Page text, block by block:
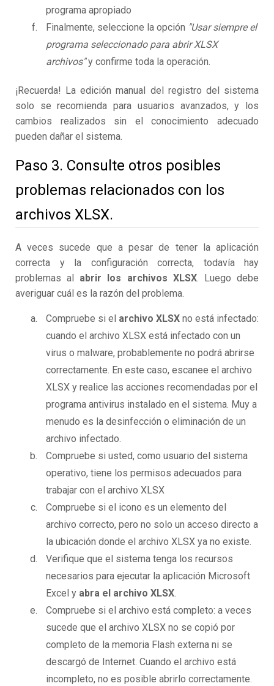
programa apropiado
Finalmente, seleccione la opción "Usar siempre el
programa seleccionado para abrir XLSX
archivos"y confirme toda la operación.
¡Recuerda! La edición manual del registro del sistema
solo se recomienda para usuarios avanzados, y los
cambios realizados sin el conocimiento adecuado
pueden dañar el sistema.
Paso 3. Consulte otros posibles
problemas relacionados con los
archivos XLSX.
A veces sucede que a pesar de tener la aplicación
correcta y la configuración correcta, todavía hay
problemas al abrir los archivos XLSX. Luego debe
averiguar cuál es la razón del problema.
Compruebe si el archivo XLSX no está infectado:
cuando el archivo XLSX está infectado con un
virus o malware, probablemente no podrá abrirse
correctamente. En este caso, escanee el archivo
XLSX y realice las acciones recomendadas por el
programa antivirus instalado en el sistema. Muy a
menudo es la desinfección o eliminación de un
archivo infectado.
Compruebe si usted, como usuario del sistema
operativo, tiene los permisos adecuados para
trabajar con el archivo XLSX
Compruebe si el icono es un elemento del
archivo correcto, pero no solo un acceso directo a
la ubicación donde el archivo XLSX ya no existe.
Verifique que el sistema tenga los recursos
necesarios para ejecutar la aplicación Microsoft
Excel y abra el archivo XLSX.
Compruebe si el archivo está completo: a veces
sucede que el archivo XLSX no se copió por
completo de la memoria Flash externa ni se
descargó de Internet. Cuando el archivo está
incompleto, no es posible abrirlo correctamente.